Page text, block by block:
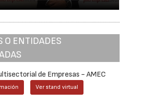
O ENTIDADES
de Empresas - AMEC
Ver stand virtual